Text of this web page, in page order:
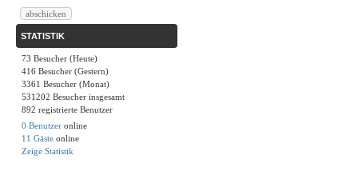
STATISTIK
73 Besucher (Heute)
416 Besucher (Gestern)
3361 Besucher (Monat)
531202 Besucher insgesamt
892 registrierte Benutzer
0 Benutzer online
11 Gäste online
Zeige Statistik